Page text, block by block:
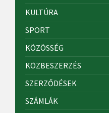
KULTÚRA
SPORT
KÖZÖSSÉG
KÖZBESZERZÉS
SZERZŐDÉSEK
SZÁMLÁK